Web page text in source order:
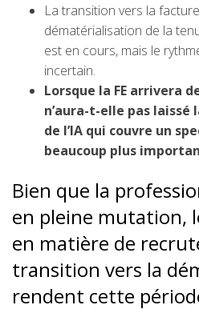
La transition vers la
dématérialisation de la
est en cours, mais le
incertain.
Lorsque la FE arrivera
n’aura-t-elle pas laissé
de l’IA qui couvre un
beaucoup plus
Bien que la
en pleine mutation,
en matière de
transition vers la
rendent cette